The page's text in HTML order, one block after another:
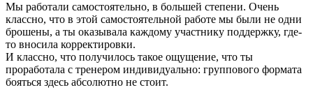
Мы работали самостоятельно, в большей степени. Очень
классно, что в этой самостоятельной работе мы были не одни
брошены, а ты оказывала каждому участнику поддержку, где-
то вносила корректировки.
И классно, что получилось такое ощущение, что ты
проработала с тренером индивидуально: группового формата
бояться здесь абсолютно не стоит.